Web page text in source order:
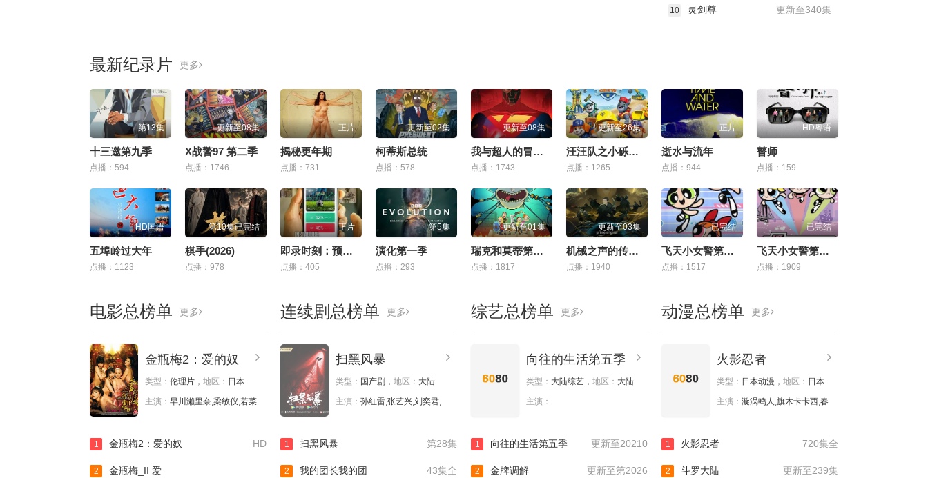
更新至340集
10 灵剑尊
最新纪录片 更多
第13集
十三邀第九季
点播：594
更新至08集
X战警97 第二季
点播：1746
正片
揭秘更年期
点播：731
更新至02集
柯蒂斯总统
点播：578
更新至08集
我与超人的冒险 第三季
点播：1743
更新至26集
汪汪队之小砾与工程家族 第三季
点播：1265
正片
逝水与流年
点播：944
HD粤语
瞽师
点播：159
HD国语
五埠岭过大年
点播：1123
第10集已完结
棋手(2026)
点播：978
正片
即录时刻：预录游戏
点播：405
第5集
演化第一季
点播：293
更新至01集
瑞克和莫蒂第九季
点播：1817
更新至03集
机械之声的传奇 第四季
点播：1940
已完结
飞天小女警第四季
点播：1517
已完结
飞天小女警第三季
点播：1909
电影总榜单 更多
金瓶梅2：爱的奴
类型： 伦理片， 地区： 日本
主演： 早川濑里奈,梁敏仪,若菜
HD
1 金瓶梅2：爱的奴
2 金瓶梅_II 爱
连续剧总榜单 更多
扫黑风暴
类型： 国产剧， 地区： 大陆
主演： 孙红雷,张艺兴,刘奕君,
第28集
1 扫黑风暴
43集全
2 我的团长我的团
综艺总榜单 更多
向往的生活第五季
类型： 大陆综艺， 地区： 大陆
主演：
更新至20210
1 向往的生活第五季
更新至第2026
2 金牌调解
动漫总榜单 更多
火影忍者
类型： 日本动漫， 地区： 日本
主演： 漩涡鸣人,旗木卡卡西,春
720集全
1 火影忍者
更新至239集
2 斗罗大陆